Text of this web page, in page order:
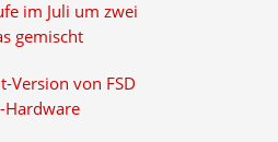
im Juli um zwei
gemischt
Version von FSD
Hardware